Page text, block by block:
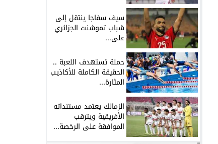
سيف سفاجا ينتقل إلى
شباب تموشنت الجزائري
على...
حملة تستهدف اللعبة ..
الحقيقة الكاملة للأكاذيب
المثارة...
الزمالك يعتمد مستنداته
الأفريقية ويترقب
الموافقة على الرخصة...